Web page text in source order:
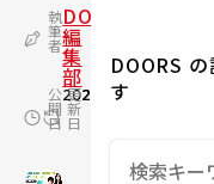
執
筆
者
DOORS
編
集
部
公
開
日
2023.08.28
更
新
日
2024.07.25
DOORS
す